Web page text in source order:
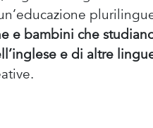
e bambini che
e di altre